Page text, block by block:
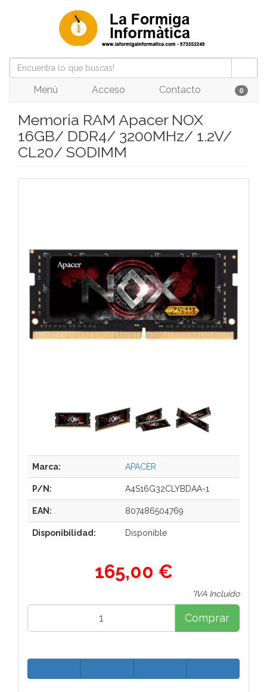
Menú Acceso Contacto 0
Memoria RAM Apacer NOX
16GB/ DDR4/ 3200MHz/ 1.2V/
CL20/ SODIMM
Marca: APACER
P/N: A4S16G32CLYBDAA-1
EAN: 807486504769
Disponibilidad: Disponible
165,00 €
*IVA Incluido
Comprar